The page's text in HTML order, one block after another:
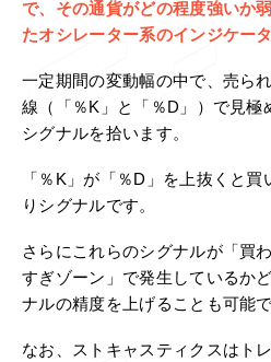
で、その通貨がどの程度強いか
たオシレーター系のインジケー
一定期間の変動幅の中で、売ら
線（「％K」と「％D」）で見極
シグナルを拾います。
「％K」が「％D」を上抜くと
りシグナルです。
さらにこれらのシグナルが「買
すぎゾーン」で発生しているか
ナルの精度を上げることも可能で
なお、ストキャスティクスはト